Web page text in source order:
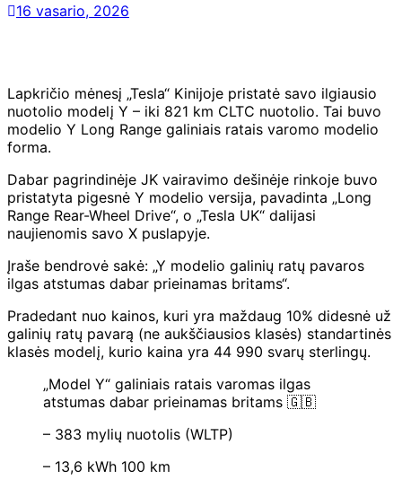
16 vasario, 2026
Lapkričio mėnesį „Tesla“ Kinijoje pristatė savo ilgiausio
nuotolio modelį Y – iki 821 km CLTC nuotolio. Tai buvo
modelio Y Long Range galiniais ratais varomo modelio
forma.
Dabar pagrindinėje JK vairavimo dešinėje rinkoje buvo
pristatyta pigesnė Y modelio versija, pavadinta „Long
Range Rear-Wheel Drive“, o „Tesla UK“ dalijasi
naujienomis savo X puslapyje.
Įraše bendrovė sakė: „Y modelio galinių ratų pavaros
ilgas atstumas dabar prieinamas britams“.
Pradedant nuo kainos, kuri yra maždaug 10% didesnė už
galinių ratų pavarą (ne aukščiausios klasės) standartinės
klasės modelį, kurio kaina yra 44 990 svarų sterlingų.
„Model Y“ galiniais ratais varomas ilgas
atstumas dabar prieinamas britams 🇬🇧
– 383 mylių nuotolis (WLTP)
– 13,6 kWh 100 km